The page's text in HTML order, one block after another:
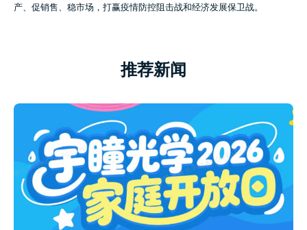
产、促销售、稳市场，打赢疫情防控阻击战和经济发展保卫战。
推荐新闻